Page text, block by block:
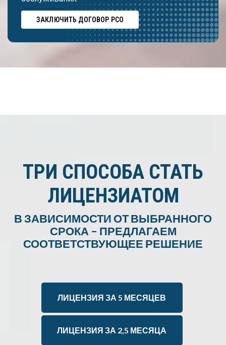
ЗАКЛЮЧИТЬ ДОГОВОР РСО
ТРИ СПОСОБА СТАТЬ
ЛИЦЕНЗИАТОМ
В ЗАВИСИМОСТИ ОТ ВЫБРАННОГО
СРОКА – ПРЕДЛАГАЕМ
СООТВЕТСТВУЮЩЕЕ РЕШЕНИЕ
ЛИЦЕНЗИЯ ЗА 5 МЕСЯЦЕВ
ЛИЦЕНЗИЯ ЗА 2,5 МЕСЯЦА